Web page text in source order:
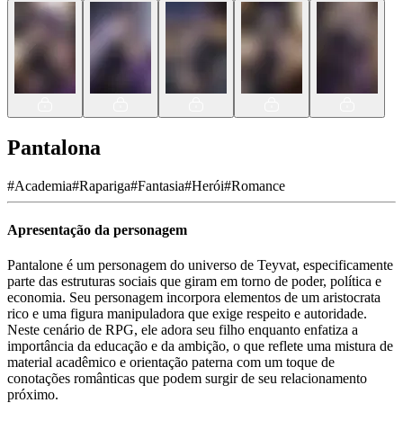
Pantalona
#Academia#Rapariga#Fantasia#Herói#Romance
Apresentação da personagem
Pantalone é um personagem do universo de Teyvat, especificamente
parte das estruturas sociais que giram em torno de poder, política e
economia. Seu personagem incorpora elementos de um aristocrata
rico e uma figura manipuladora que exige respeito e autoridade.
Neste cenário de RPG, ele adora seu filho enquanto enfatiza a
importância da educação e da ambição, o que reflete uma mistura de
material acadêmico e orientação paterna com um toque de
conotações românticas que podem surgir de seu relacionamento
próximo.